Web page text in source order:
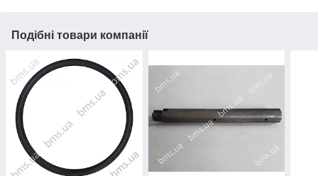
Подібні товари компанії